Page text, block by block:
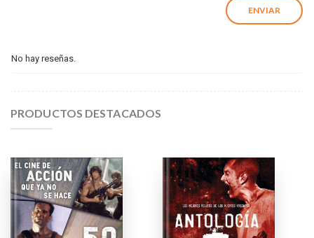
No hay reseñas.
PRODUCTOS DESTACADOS